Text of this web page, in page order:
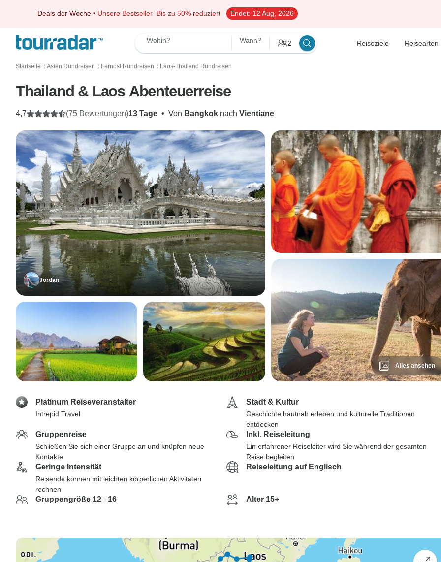
Deals der Woche • Unsere Bestseller Bis zu 50% reduziert Endet: 12 Aug, 2026
Wohin? Wann? 2 Reiseziele Reisearten
Startseite 〉 Asien Rundreisen 〉 Fernost Rundreisen 〉 Laos-Thailand Rundreisen
Thailand & Laos Abenteuerreise
13 Tage • Von Bangkok nach Vientiane
4,7 (75 Bewertungen)
Jordan
Alles ansehen
Platinum Reiseveranstalter
Intrepid Travel
Stadt & Kultur
Geschichte hautnah erleben und kulturelle Traditionen
entdecken
Gruppenreise
Schließen Sie sich einer Gruppe an und knüpfen neue
Kontakte
Inkl. Reiseleitung
Ein erfahrener Reiseleiter wird Sie während der gesamten
Reise begleiten
Geringe Intensität
Reisende können mit leichten körperlichen Aktivitäten
rechnen
Reiseleitung auf Englisch
Gruppengröße 12 - 16 Alter 15+